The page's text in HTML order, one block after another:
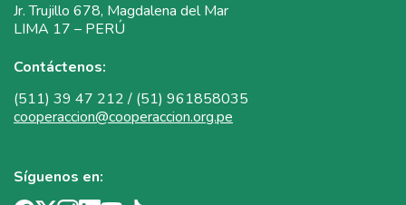
Jr. Trujillo 678, Magdalena del Mar
LIMA 17 – PERÚ
Contáctenos:
(511) 39 47 212 / (51) 961858035
cooperaccion@cooperaccion.org.pe
Síguenos en: